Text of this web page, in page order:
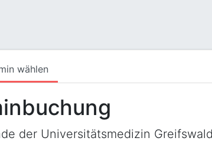
wählen
der Universitätsmedizin